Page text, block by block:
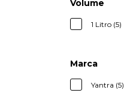
Volume
1 Litro (5)
Marca
Yantra (5)